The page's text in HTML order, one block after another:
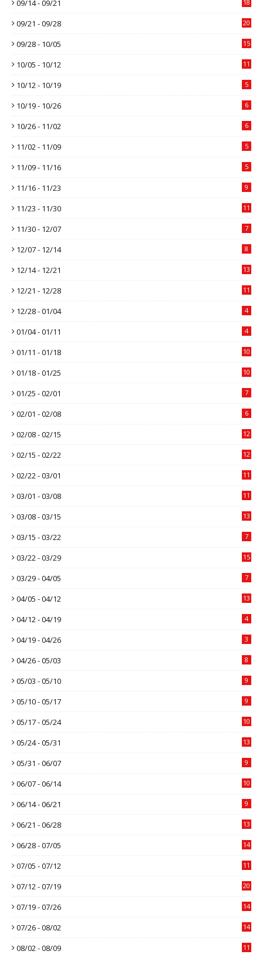
09/14 - 09/21 18
09/21 - 09/28 20
09/28 - 10/05 15
10/05 - 10/12 11
10/12 - 10/19 5
10/19 - 10/26 6
10/26 - 11/02 6
11/02 - 11/09 5
11/09 - 11/16 5
11/16 - 11/23 9
11/23 - 11/30 11
11/30 - 12/07 7
12/07 - 12/14 8
12/14 - 12/21 13
12/21 - 12/28 11
12/28 - 01/04 4
01/04 - 01/11 4
01/11 - 01/18 10
01/18 - 01/25 10
01/25 - 02/01 7
02/01 - 02/08 6
02/08 - 02/15 12
02/15 - 02/22 12
02/22 - 03/01 11
03/01 - 03/08 11
03/08 - 03/15 13
03/15 - 03/22 7
03/22 - 03/29 15
03/29 - 04/05 7
04/05 - 04/12 13
04/12 - 04/19 4
04/19 - 04/26 3
04/26 - 05/03 8
05/03 - 05/10 9
05/10 - 05/17 9
05/17 - 05/24 10
05/24 - 05/31 13
05/31 - 06/07 9
06/07 - 06/14 10
06/14 - 06/21 9
06/21 - 06/28 13
06/28 - 07/05 14
07/05 - 07/12 11
07/12 - 07/19 20
07/19 - 07/26 14
07/26 - 08/02 14
08/02 - 08/09 11